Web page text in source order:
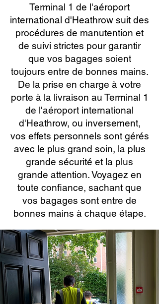
Terminal 1 de l'aéroport
international d'Heathrow suit des
procédures de manutention et
de suivi strictes pour garantir
que vos bagages soient
toujours entre de bonnes mains.
De la prise en charge à votre
porte à la livraison au Terminal 1
de l'aéroport international
d'Heathrow, ou inversement,
vos effets personnels sont gérés
avec le plus grand soin, la plus
grande sécurité et la plus
grande attention. Voyagez en
toute confiance, sachant que
vos bagages sont entre de
bonnes mains à chaque étape.